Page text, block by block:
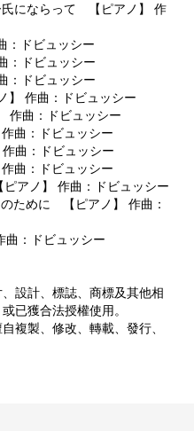
にならって 【ピアノ】 作
ドビュッシー
ドビュッシー
ドビュッシー
作曲：ドビュッシー
曲：ドビュッシー
曲：ドビュッシー
曲：ドビュッシー
曲：ドビュッシー
アノ】 作曲：ドビュッシー
ために 【ピアノ】 作曲：
：ドビュッシー
設計、標誌、商標及其他相
已獲合法授權使用。
複製、修改、轉載、發行、